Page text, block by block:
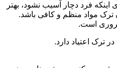
اینکه فرد دچار آسیب نشود، بهتر
مواد منظم و کافی باشد.
است.
در ترک اعتیاد دارد.